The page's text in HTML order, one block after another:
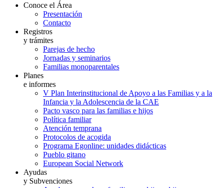
Conoce el Área
Presentación
Contacto
Registros
y trámites
Parejas de hecho
Jornadas y seminarios
Familias monoparentales
Planes
e informes
V Plan Interinstitucional de Apoyo a las Familias y a la
Infancia y la Adolescencia de la CAE
Pacto vasco para las familias e hijos
Política familiar
Atención temprana
Protocolos de acogida
Programa Egonline: unidades didácticas
Pueblo gitano
European Social Network
Ayudas
y Subvenciones